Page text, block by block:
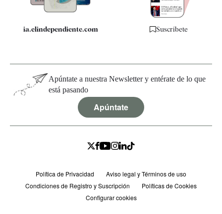
ia.elindependiente.com Suscríbete
Apúntate a nuestra Newsletter y entérate de lo que
está pasando
Apúntate
Política de Privacidad
Aviso legal y Términos de uso
Condiciones de Registro y Suscripción
Políticas de Cookies
Configurar cookies